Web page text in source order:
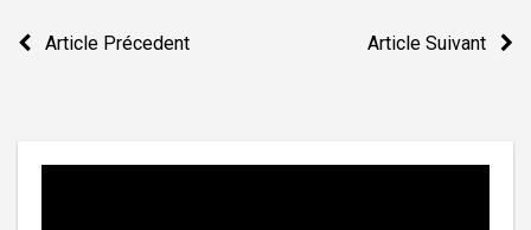
Navigation
Article Précedent Article Suivant